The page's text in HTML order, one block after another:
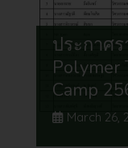
ประกาศ
Polymer
Camp
March 26,